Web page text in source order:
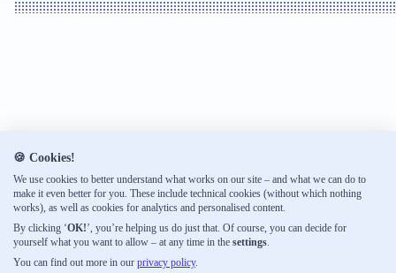
🍪 Cookies!
We use cookies to better understand what works on our site – and what we can do to
make it even better for you. These include technical cookies (without which nothing
works), as well as cookies for analytics and personalised content.
By clicking ‘OK!’, you’re helping us do just that. Of course, you can decide for
yourself what you want to allow – at any time in the settings.
You can find out more in our privacy policy.